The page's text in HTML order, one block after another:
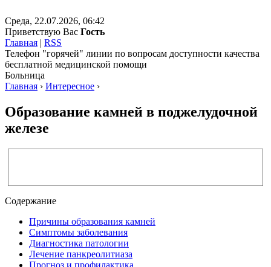
Среда, 22.07.2026, 06:42
Приветствую Вас Гость
Главная | RSS
Телефон "горячей" линии по вопросам доступности качества
бесплатной медицинской помощи
Больница
Главная › Интересное ›
Образование камней в поджелудочной
железе
Содержание
Причины образования камней
Симптомы заболевания
Диагностика патологии
Лечение панкреолитиаза
Прогноз и профилактика